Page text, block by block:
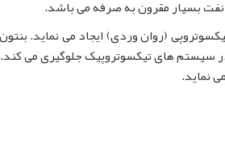
های تیکسوتروپیک جلوگیری می